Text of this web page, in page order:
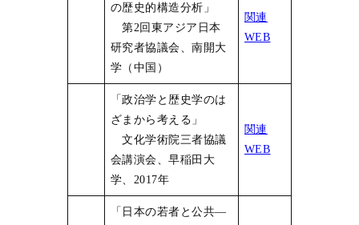
の歴史的構造分析」
第2回東アジア日本
研究者協議会、南開大
学（中国）
関連
WEB
「政治学と歴史学のは
ざまから考える」
文化学術院三者協議
会講演会、早稲田大
学、2017年
関連
WEB
「日本の若者と公共―